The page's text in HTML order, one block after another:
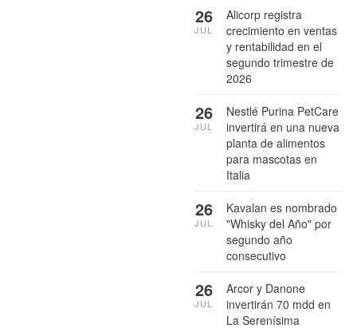
Alicorp registra
crecimiento en ventas
y rentabilidad en el
segundo trimestre de
2026
26
JUL
Nestlé Purina PetCare
invertirá en una nueva
planta de alimentos
para mascotas en
Italia
26
JUL
Kavalan es nombrado
"Whisky del Año" por
segundo año
consecutivo
26
JUL
Arcor y Danone
invertirán 70 mdd en
La Serenísima
26
JUL